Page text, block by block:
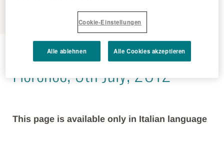
2012 - 07 - 09
Florence, 9th July, 2012
This page is available only in Italian language
Cookie-Einstellungen
Alle ablehnen Alle Cookies akzeptieren